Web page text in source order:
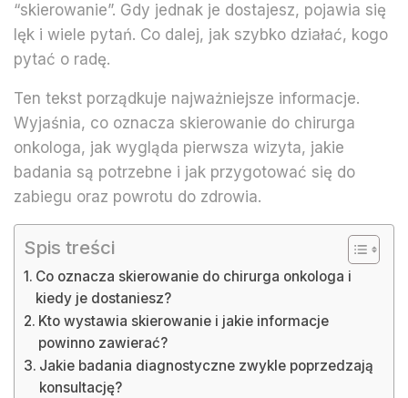
“skierowanie”. Gdy jednak je dostajesz, pojawia się
lęk i wiele pytań. Co dalej, jak szybko działać, kogo
pytać o radę.
Ten tekst porządkuje najważniejsze informacje.
Wyjaśnia, co oznacza skierowanie do chirurga
onkologa, jak wygląda pierwsza wizyta, jakie
badania są potrzebne i jak przygotować się do
zabiegu oraz powrotu do zdrowia.
Spis treści
Co oznacza skierowanie do chirurga onkologa i
kiedy je dostaniesz?
Kto wystawia skierowanie i jakie informacje
powinno zawierać?
Jakie badania diagnostyczne zwykle poprzedzają
konsultację?